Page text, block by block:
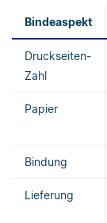
Bindeaspekt
Druckseiten-
Zahl
Papier
Bindung
Lieferung